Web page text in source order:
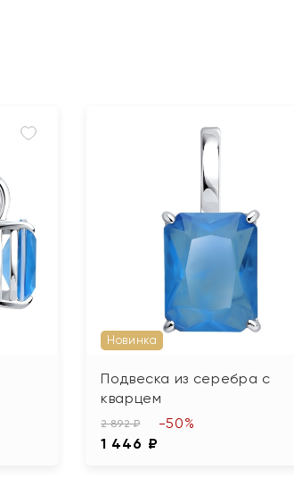
Новинка
Подвеска из серебра с
кварцем
2 892 ₽
1 446 ₽
-50%